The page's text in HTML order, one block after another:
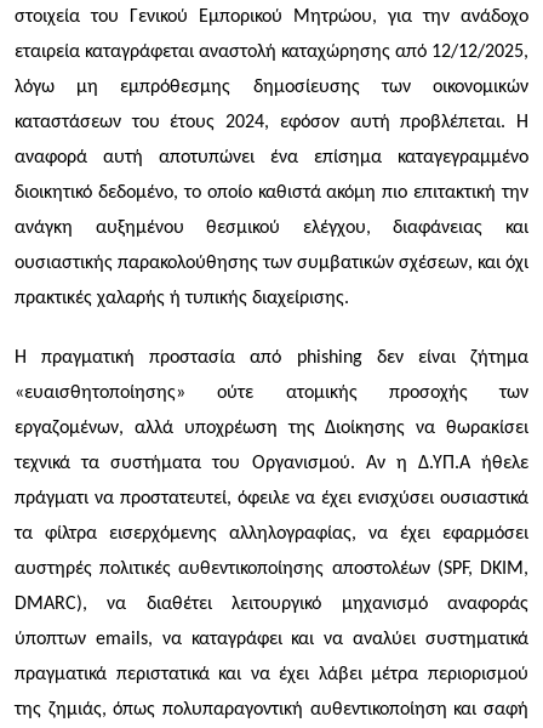
στοιχεία του Γενικού Εμπορικού Μητρώου, για την ανάδοχο
εταιρεία καταγράφεται αναστολή καταχώρησης από 12/12/2025,
λόγω μη εμπρόθεσμης δημοσίευσης των οικονομικών
καταστάσεων του έτους 2024, εφόσον αυτή προβλέπεται. Η
αναφορά αυτή αποτυπώνει ένα επίσημα καταγεγραμμένο
διοικητικό δεδομένο, το οποίο καθιστά ακόμη πιο επιτακτική την
ανάγκη αυξημένου θεσμικού ελέγχου, διαφάνειας και
ουσιαστικής παρακολούθησης των συμβατικών σχέσεων, και όχι
πρακτικές χαλαρής ή τυπικής διαχείρισης.
Η πραγματική προστασία από phishing δεν είναι ζήτημα
«ευαισθητοποίησης» ούτε ατομικής προσοχής των
εργαζομένων, αλλά υποχρέωση της Διοίκησης να θωρακίσει
τεχνικά τα συστήματα του Οργανισμού. Αν η Δ.ΥΠ.Α ήθελε
πράγματι να προστατευτεί, όφειλε να έχει ενισχύσει ουσιαστικά
τα φίλτρα εισερχόμενης αλληλογραφίας, να έχει εφαρμόσει
αυστηρές πολιτικές αυθεντικοποίησης αποστολέων (SPF, DKIM,
DMARC), να διαθέτει λειτουργικό μηχανισμό αναφοράς
ύποπτων emails, να καταγράφει και να αναλύει συστηματικά
πραγματικά περιστατικά και να έχει λάβει μέτρα περιορισμού
της ζημιάς, όπως πολυπαραγοντική αυθεντικοποίηση και σαφή